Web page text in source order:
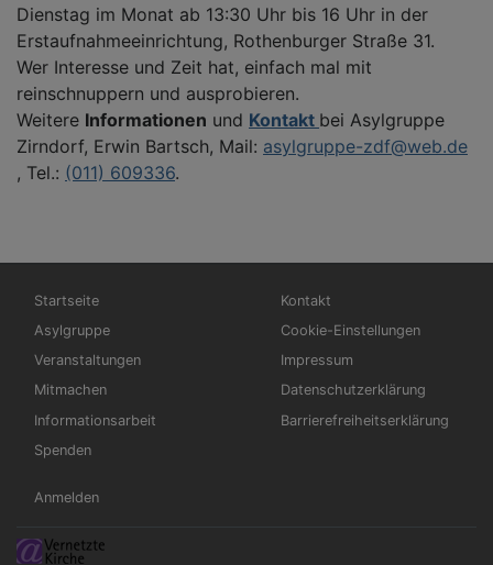
Dienstag im Monat ab 13:30 Uhr bis 16 Uhr in der
Erstaufnahmeeinrichtung, Rothenburger Straße 31.
Wer Interesse und Zeit hat, einfach mal mit
reinschnuppern und ausprobieren.
Weitere Informationen und Kontakt bei Asylgruppe
Zirndorf, Erwin Bartsch, Mail: asylgruppe-zdf@web.de
, Tel.: (011) 609336.
Hauptnavigation
Startseite
Asylgruppe
Veranstaltungen
Mitmachen
Informationsarbeit
Spenden
Fußbereichsmenü
Kontakt
Cookie-Einstellungen
Impressum
Datenschutzerklärung
Barrierefreiheitserklärung
Benutzermenü
Anmelden